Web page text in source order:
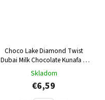
Choco Lake Diamond Twist
Dubai Milk Chocolate Kunafa &
Pistachio 180 g
Skladom
€6,59